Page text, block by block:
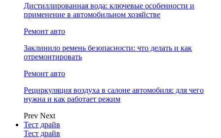
Дистиллированная вода: ключевые особенности и
применение в автомобильном хозяйстве
Ремонт авто
Заклинило ремень безопасности: что делать и как
отремонтировать
Ремонт авто
Рециркуляция воздуха в салоне автомобиля: для чего
нужна и как работает режим
Prev Next
Тест драйв
Тест драйв